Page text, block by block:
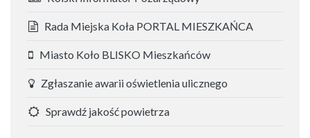
Rada Miejska Koła PORTAL MIESZKAŃCA
Miasto Koło BLISKO Mieszkańców
Zgłaszanie awarii oświetlenia ulicznego
Sprawdź jakość powietrza